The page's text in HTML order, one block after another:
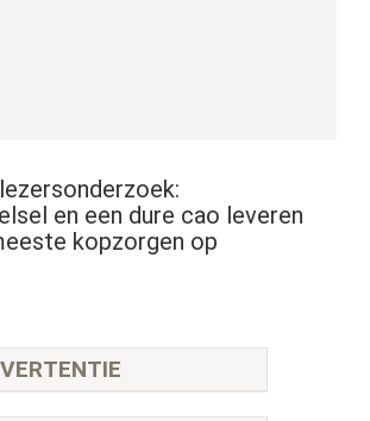
en een dure cao leveren
kopzorgen op